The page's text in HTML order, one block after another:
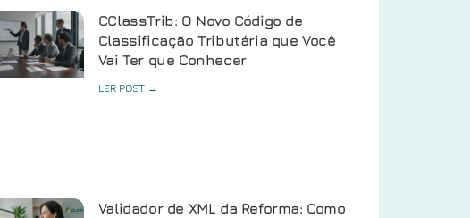
CClassTrib: O Novo Código de
Classificação Tributária que Você
Vai Ter que Conhecer
LER POST →
Validador de XML da Reforma: Como